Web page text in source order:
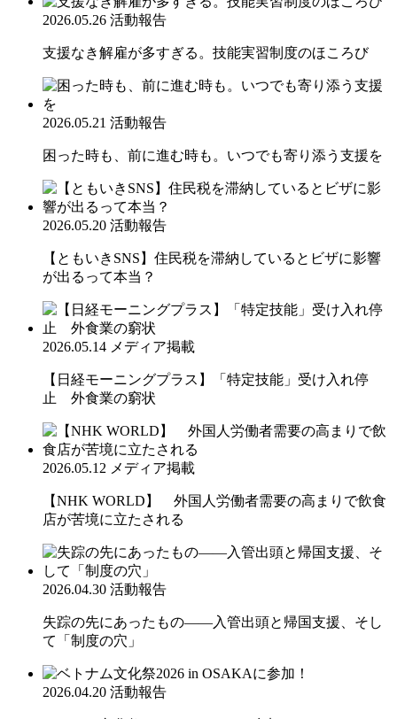
2026.05.26 活動報告
支援なき解雇が多すぎる。技能実習制度のほころび
2026.05.21 活動報告
困った時も、前に進む時も。いつでも寄り添う支援を
2026.05.20 活動報告
【ともいきSNS】住民税を滞納しているとビザに影響
が出るって本当？
2026.05.14 メディア掲載
【日経モーニングプラス】「特定技能」受け入れ停
止 外食業の窮状
2026.05.12 メディア掲載
【NHK WORLD】 外国人労働者需要の高まりで飲食
店が苦境に立たされる
2026.04.30 活動報告
失踪の先にあったもの――入管出頭と帰国支援、そし
て「制度の穴」
2026.04.20 活動報告